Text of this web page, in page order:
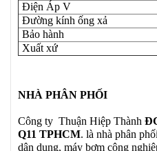
Điện Áp V
Đường kính ống xả
Bảo hành
Xuất xứ
NHÀ PHÂN PHỐI
Công ty Thuận Hiệp Thành
Q11 TPHCM. là nhà phân
dân dụng, máy bơm công